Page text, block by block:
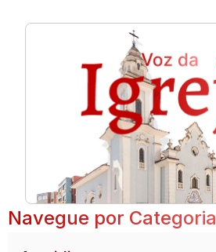
Navegue por Categoria